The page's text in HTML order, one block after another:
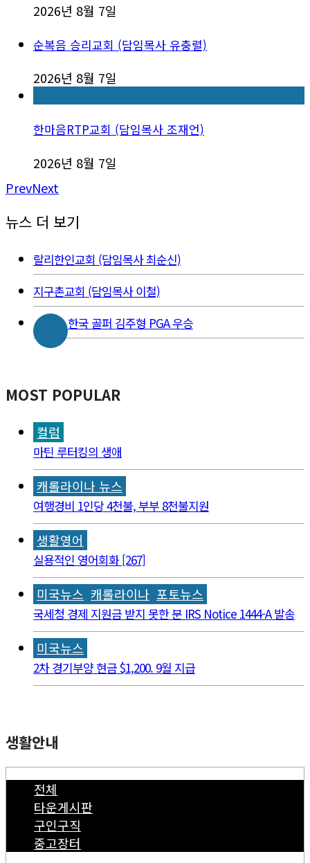
2026년 8월 7일
순복음 승리교회 (담임목사 유충렬)
2026년 8월 7일
한마음RTP교회 (담임목사 조재언)
2026년 8월 7일
PrevNext
뉴스 더 보기
랄리한인교회 (담임목사 최순신)
지구촌교회 (담임목사 이철)
한국 골퍼 김주형 PGA 우승
MOST POPULAR
컬럼
마틴 루터킹의 생애
캐롤라이나 뉴스
여행경비 1인당 4천불, 부부 8천불지원
생활영어
실용적인 영어회화 [267]
미국뉴스 캐롤라이나 포토뉴스
국세청 경제 지원금 받지 못한 분 IRS Notice 1444-A 발송
미국뉴스
2차 경기부양 현금 $1,200. 9월 지급
생활안내
전체
타운게시판
구인구직
중고장터